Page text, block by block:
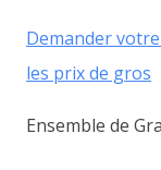
Demander
les prix de gros
Ensemble de